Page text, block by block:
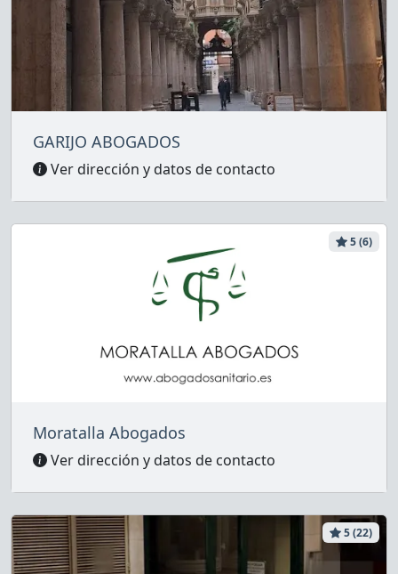
GARIJO ABOGADOS
Ver dirección y datos de contacto
5 (6)
Moratalla Abogados
Ver dirección y datos de contacto
5 (22)